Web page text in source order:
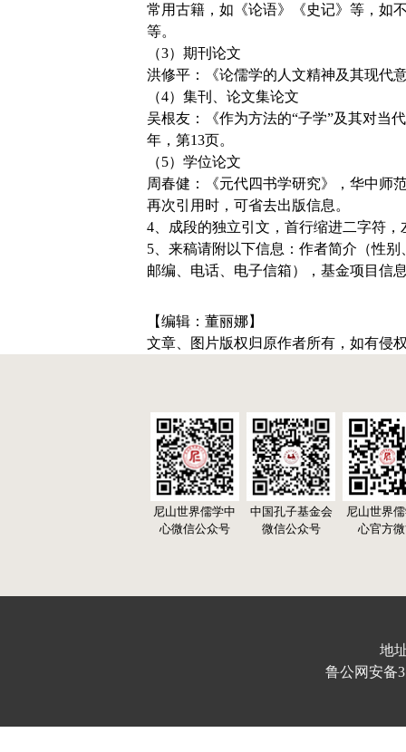
常用古籍，如《论语》《史记》等，如
等。
（3）期刊论文
洪修平：《论儒学的人文精神及其现代
（4）集刊、论文集论文
吴根友：《作为方法的“子学”及其对当
年，第13页。
（5）学位论文
周春健：《元代四书学研究》，华中师
再次引用时，可省去出版信息。
4、成段的独立引文，首行缩进二字符
5、来稿请附以下信息：作者简介（性
邮编、电话、电子信箱），基金项目信
【编辑：董丽娜】
文章、图片版权归原作者所有，如有侵
尼山世界儒学中
心微信公众号
中国孔子基金会
微信公众号
尼山世界
心官方
地
鲁公网安备